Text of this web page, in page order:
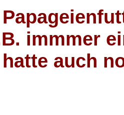
immmer
auch